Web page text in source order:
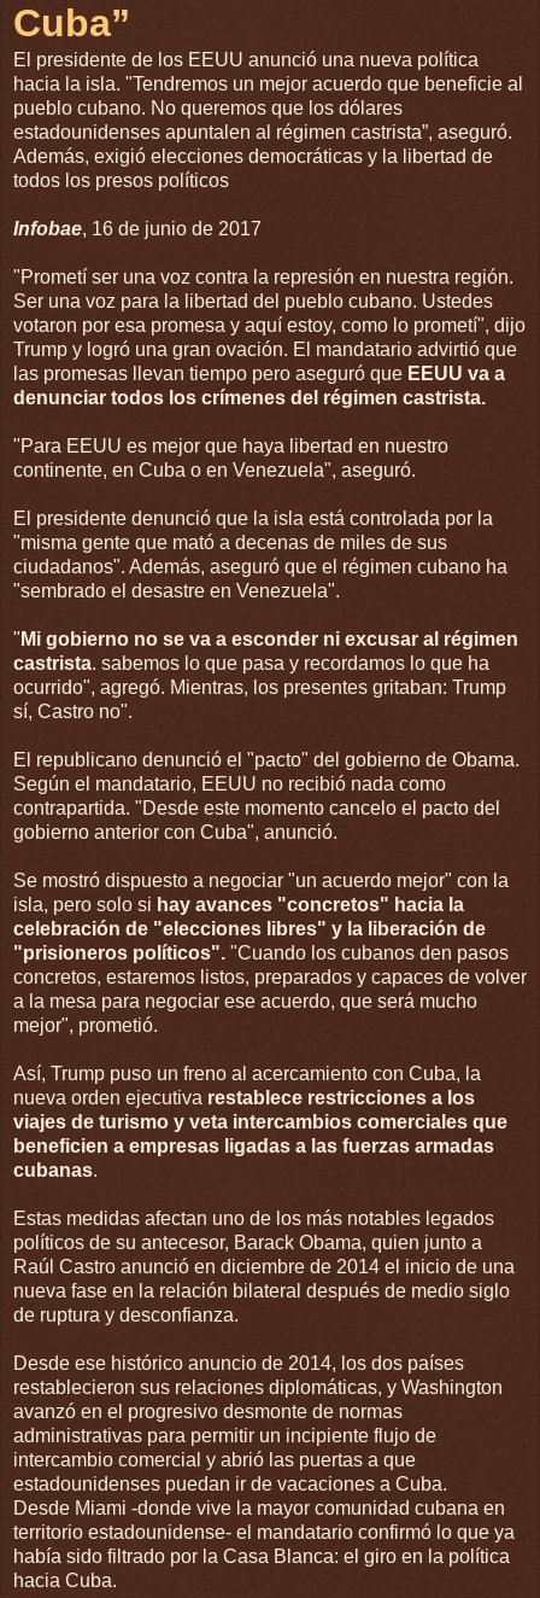
Cuba”
El presidente de los EEUU anunció una nueva política
hacia la isla. "Tendremos un mejor acuerdo que beneficie al
pueblo cubano. No queremos que los dólares
estadounidenses apuntalen al régimen castrista”, aseguró.
Además, exigió elecciones democráticas y la libertad de
todos los presos políticos
Infobae, 16 de junio de 2017
"Prometí ser una voz contra la represión en nuestra región.
Ser una voz para la libertad del pueblo cubano. Ustedes
votaron por esa promesa y aquí estoy, como lo prometí", dijo
Trump y logró una gran ovación. El mandatario advirtió que
las promesas llevan tiempo pero aseguró que EEUU va a
denunciar todos los crímenes del régimen castrista.
"Para EEUU es mejor que haya libertad en nuestro
continente, en Cuba o en Venezuela", aseguró.
El presidente denunció que la isla está controlada por la
"misma gente que mató a decenas de miles de sus
ciudadanos". Además, aseguró que el régimen cubano ha
"sembrado el desastre en Venezuela".
" Mi gobierno no se va a esconder ni excusar al régimen
castrista. sabemos lo que pasa y recordamos lo que ha
ocurrido", agregó. Mientras, los presentes gritaban: Trump
sí, Castro no".
El republicano denunció el "pacto" del gobierno de Obama.
Según el mandatario, EEUU no recibió nada como
contrapartida. "Desde este momento cancelo el pacto del
gobierno anterior con Cuba", anunció.
Se mostró dispuesto a negociar "un acuerdo mejor" con la
isla, pero solo si hay avances "concretos" hacia la
celebración de "elecciones libres" y la liberación de
"prisioneros políticos". "Cuando los cubanos den pasos
concretos, estaremos listos, preparados y capaces de volver
a la mesa para negociar ese acuerdo, que será mucho
mejor", prometió.
Así, Trump puso un freno al acercamiento con Cuba, la
nueva orden ejecutiva restablece restricciones a los
viajes de turismo y veta intercambios comerciales que
beneficien a empresas ligadas a las fuerzas armadas
cubanas.
Estas medidas afectan uno de los más notables legados
políticos de su antecesor, Barack Obama, quien junto a
Raúl Castro anunció en diciembre de 2014 el inicio de una
nueva fase en la relación bilateral después de medio siglo
de ruptura y desconfianza.
Desde ese histórico anuncio de 2014, los dos países
restablecieron sus relaciones diplomáticas, y Washington
avanzó en el progresivo desmonte de normas
administrativas para permitir un incipiente flujo de
intercambio comercial y abrió las puertas a que
estadounidenses puedan ir de vacaciones a Cuba.
Desde Miami -donde vive la mayor comunidad cubana en
territorio estadounidense- el mandatario confirmó lo que ya
había sido filtrado por la Casa Blanca: el giro en la política
hacia Cuba.